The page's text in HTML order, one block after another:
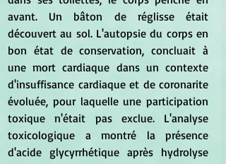
avant. Un bâton de réglisse était
découvert au sol. L'autopsie du corps en
bon état de conservation, concluait à
une mort cardiaque dans un contexte
d'insuffisance cardiaque et de coronarite
évoluée, pour laquelle une participation
toxique n'était pas exclue. L'analyse
toxicologique a montré la présence
d'acide glycyrrhétique après hydrolyse